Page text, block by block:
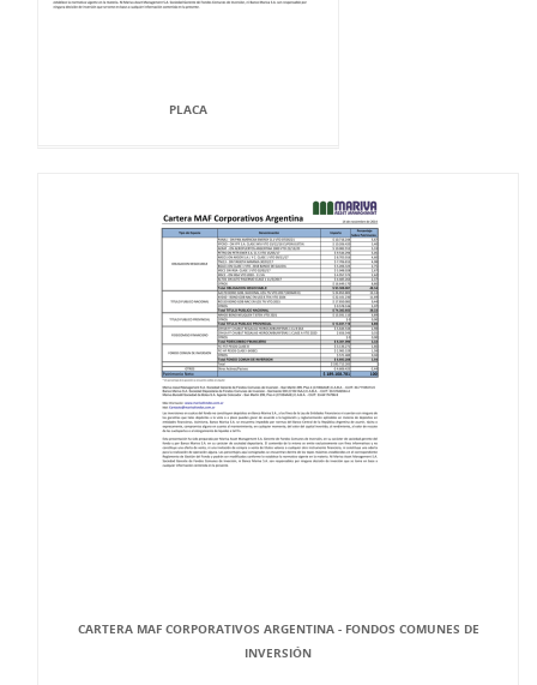
PLACA
CARTERA MAF CORPORATIVOS ARGENTINA - FONDOS COMUNES DE
INVERSIÓN